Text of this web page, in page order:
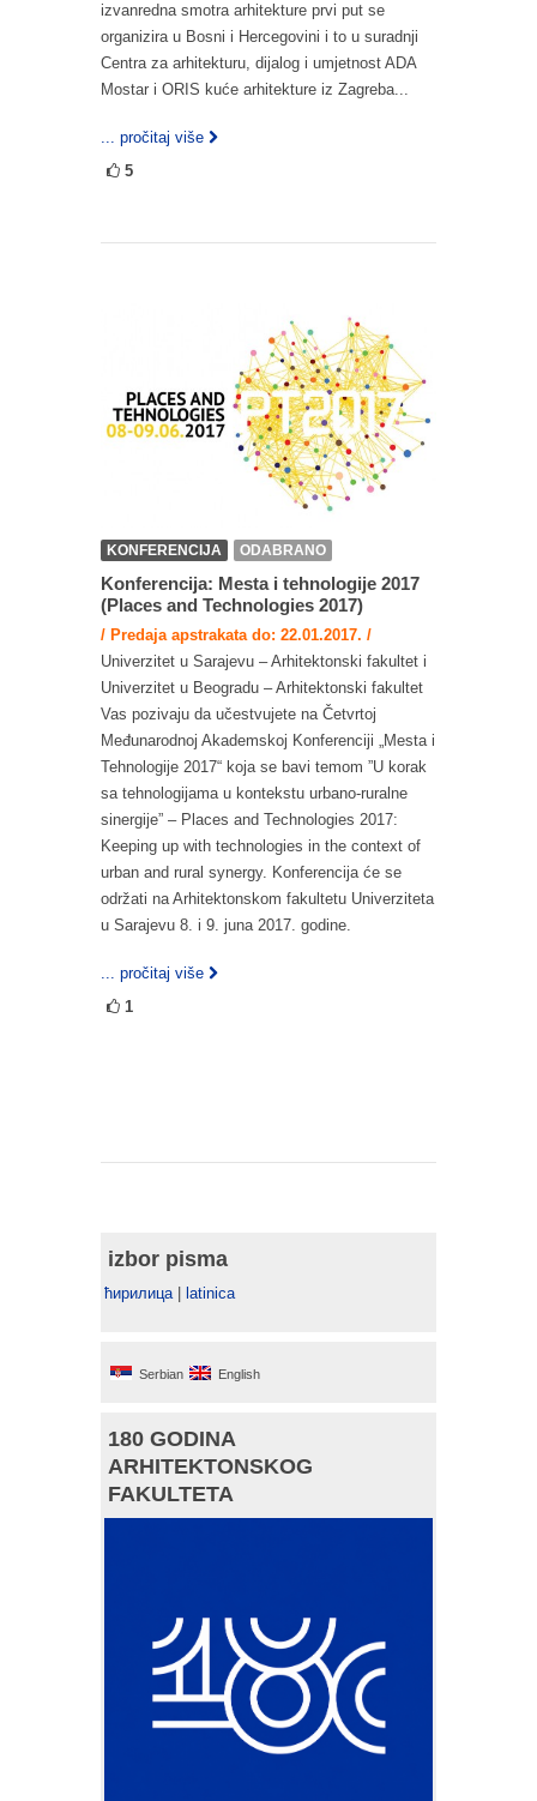
izvanredna smotra arhitekture prvi put se
organizira u Bosni i Hercegovini i to u suradnji
Centra za arhitekturu, dijalog i umjetnost ADA
Mostar i ORIS kuće arhitekture iz Zagreba...
... pročitaj više
5
KONFERENCIJA ODABRANO
Konferencija: Mesta i tehnologije 2017
(Places and Technologies 2017)
/ Predaja apstrakata do: 22.01.2017. /
Univerzitet u Sarajevu – Arhitektonski fakultet i
Univerzitet u Beogradu – Arhitektonski fakultet
Vas pozivaju da učestvujete na Četvrtoj
Međunarodnoj Akademskoj Konferenciji „Mesta i
Tehnologije 2017“ koja se bavi temom ”U korak
sa tehnologijama u kontekstu urbano-ruralne
sinergije” – Places and Technologies 2017:
Keeping up with technologies in the context of
urban and rural synergy. Konferencija će se
održati na Arhitektonskom fakultetu Univerziteta
u Sarajevu 8. i 9. juna 2017. godine.
... pročitaj više
1
izbor pisma
ћирилица | latinica
Serbian English
180 GODINA
ARHITEKTONSKOG
FAKULTETA